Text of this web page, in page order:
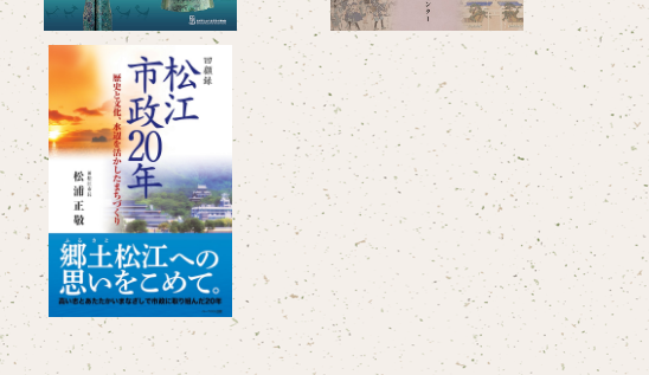
『回顧録 松江市政20年』－
歴史と文化、水辺を活かした
まちづくり
¥1,320